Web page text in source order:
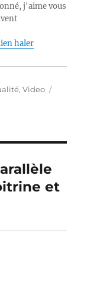
j'aime vous
haler
,Video
et